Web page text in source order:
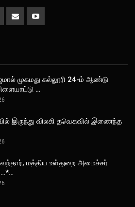
ஜமால் முகமது கல்லூரி 24-ம் ஆண்டு
…
இருந்து விலகி தவெகவில் இணைந்த
மத்திய உள்துறை அமைச்சர்